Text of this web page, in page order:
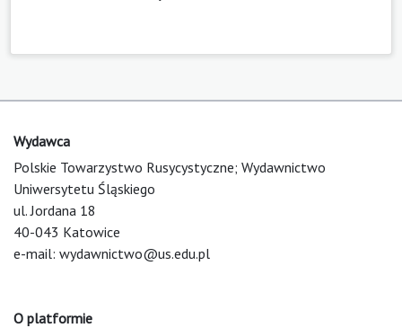
Wydawca
Polskie Towarzystwo Rusycystyczne; Wydawnictwo
Uniwersytetu Śląskiego
ul. Jordana 18
40-043 Katowice
e-mail: wydawnictwo@us.edu.pl
O platformie